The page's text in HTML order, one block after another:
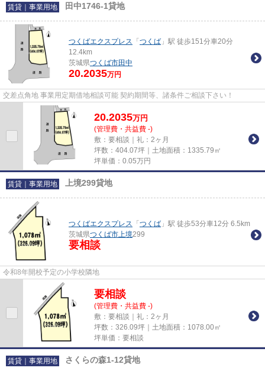
賃貸｜事業用地 田中1746-1貸地
つくばエクスプレス 「 つくば 」駅 徒歩151分車20分
12.4km
茨城県つくば市田中
20.2035万円
交差点角地 事業用定期借地相談可能 契約期間等、諸条件ご相談下さい！
20.2035万円
(管理費・共益費 -)
敷：要相談｜礼：2ヶ月
坪数：404.07坪｜土地面積：1335.79㎡
坪単価： 0.05万円
賃貸｜事業用地 上境299貸地
つくばエクスプレス 「 つくば 」駅 徒歩53分車12分 6.5km
茨城県つくば市上境299
要相談
令和8年開校予定の小学校隣地
要相談
(管理費・共益費 -)
敷：要相談｜礼：2ヶ月
坪数：326.09坪｜土地面積：1078.00㎡
坪単価：要相談
賃貸｜事業用地 さくらの森1-12貸地